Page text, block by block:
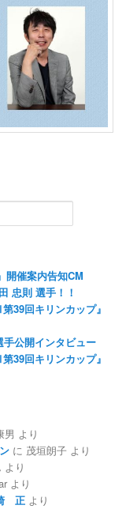
開催案内告知CM
忠則 選手！！
39回キリンカップ』
手公開インタビュー
39回キリンカップ』
男 より
に 茂垣朗子 より
より
より
正 より